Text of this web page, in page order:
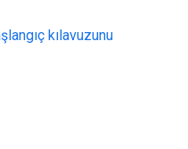
kılavuzunu